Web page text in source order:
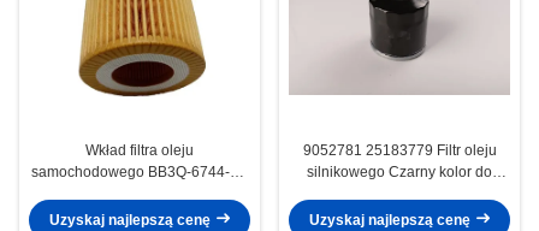
Wkład filtra oleju
samochodowego BB3Q-6744-BA
Uzyskaj najlepszą cenę
9052781 25183779 Filtr oleju
silnikowego Czarny kolor do
Uzyskaj najlepszą cenę